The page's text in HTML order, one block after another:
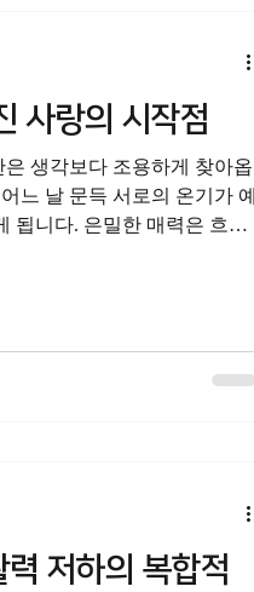
의미 부부 또는 연인 사이에
육체적 결합이 아니라, 오
가장 직접적으로 확인하고
. 화끈하고 짜릿한 순간들이
단한 사랑이 다시 관계의 지
사랑의 시작점
생각보다 조용하게 찾아옵
느 날 문득 서로의 온기가 예
됩니다. 은밀한 매력은 흐려
화의 가능성을 전하고자 합니
성관계가 중요한 이유는 단
다. 하지만 그 순간이야말
저하의 복합적